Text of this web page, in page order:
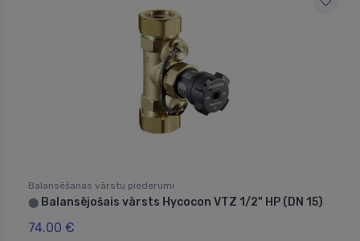
Balansēšanas vārstu piederumi
⬤ Balansējošais vārsts Hycocon VTZ 1/2" НР (DN 15)
74.00 €